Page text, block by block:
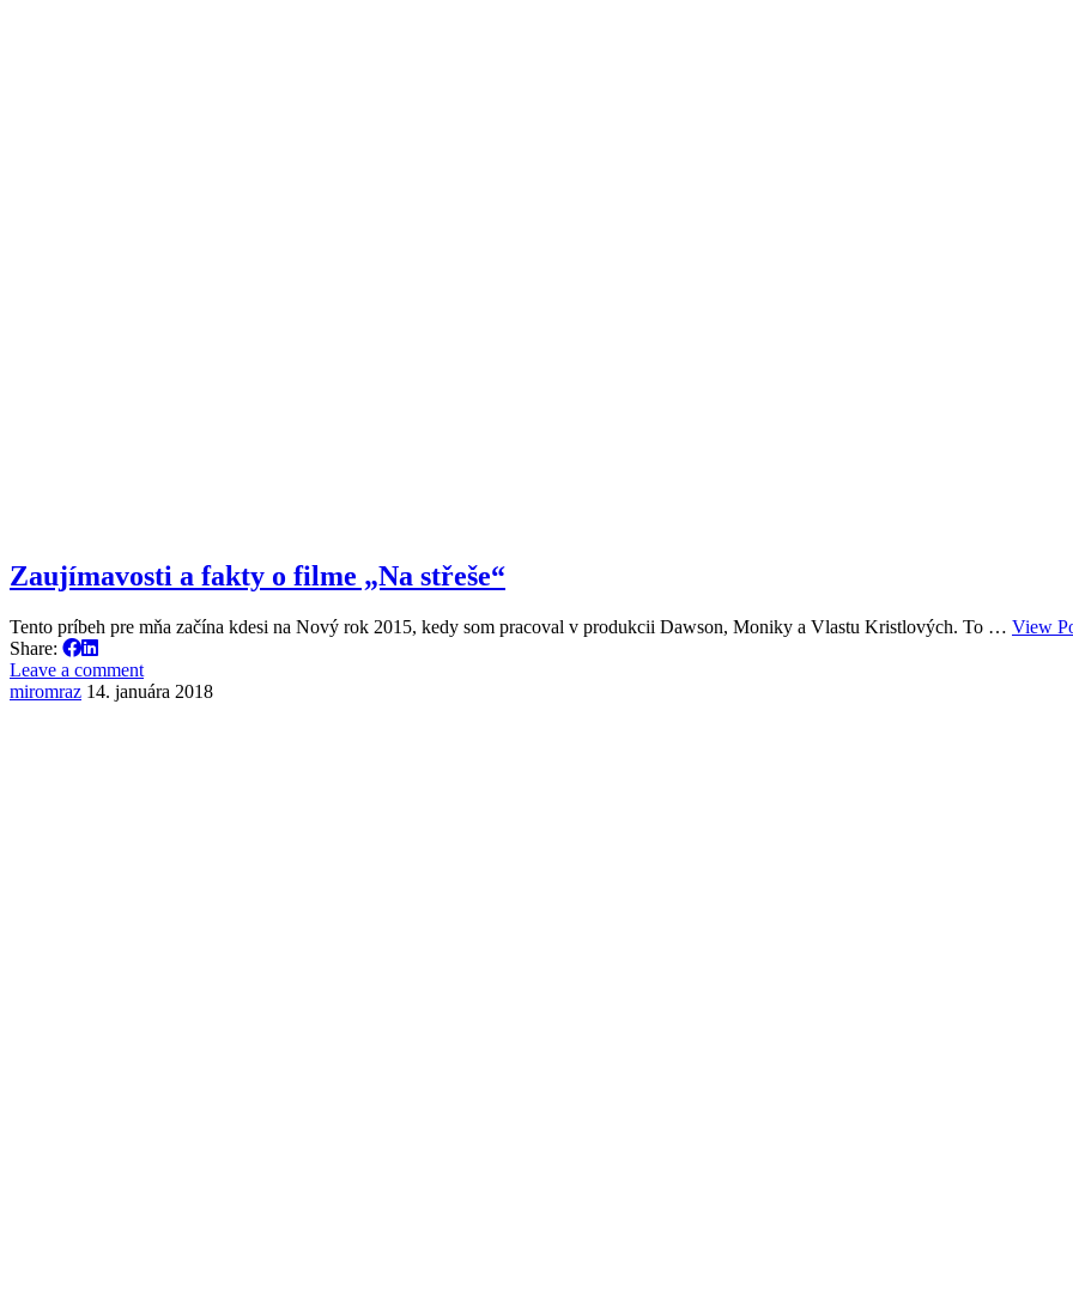
Zaujímavosti a fakty o filme „Na střeše“
Tento príbeh pre mňa začína kdesi na Nový rok 2015, kedy som pracoval v produkcii Dawson, Moniky a Vlastu Kristlových. To … View
Share:
Leave a comment
miromraz 14. januára 2018